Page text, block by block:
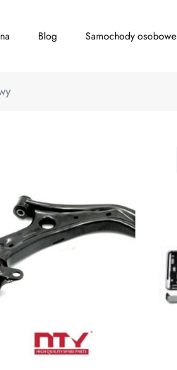
Blog Samochody osobowe